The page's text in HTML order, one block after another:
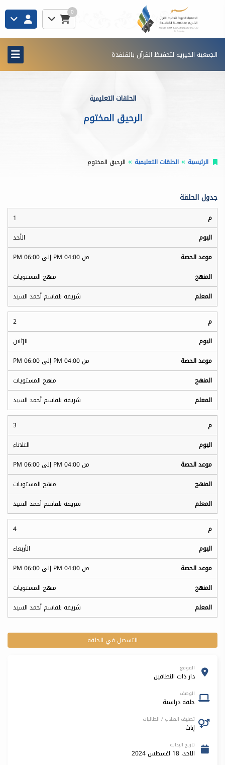
0
الجمعية الخيرية لتحفيظ القرآن بالقنفذة
الحلقات التعليمية
الرحيق المختوم
الرئيسية الحلقات التعليمية الرحيق المختوم
جدول الحلقة
1
الأحد
من 04:00 PM إلى 06:00 PM
منهج المستويات
شريفه بلقاسم أحمد السيد
2
الإثنين
من 04:00 PM إلى 06:00 PM
منهج المستويات
شريفه بلقاسم أحمد السيد
3
الثلاثاء
من 04:00 PM إلى 06:00 PM
منهج المستويات
شريفه بلقاسم أحمد السيد
4
الأربعاء
من 04:00 PM إلى 06:00 PM
منهج المستويات
شريفه بلقاسم أحمد السيد
التسجيل في الحلقة
الموقع
دار ذات النطاقين
الوصف
حلقة دراسية
تصنيف الطلاب / الطالبات
إناث
تاريخ البداية
الاحد، 18 اغسطس 2024